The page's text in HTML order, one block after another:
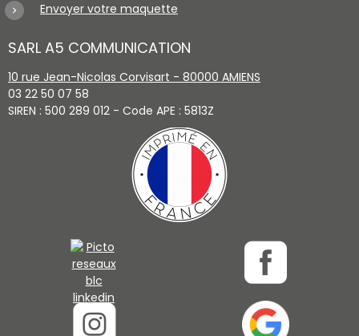
Envoyer votre maquette
SARL A5 COMMUNICATION
10 rue Jean-Nicolas Corvisart - 80000 AMIENS
03 22 50 07 58
SIREN : 500 289 012 - Code APE : 5813Z